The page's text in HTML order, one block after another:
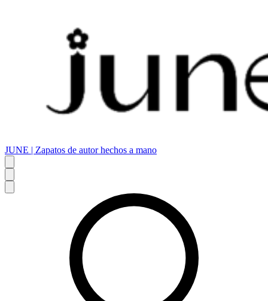
JUNE | Zapatos de autor hechos a mano